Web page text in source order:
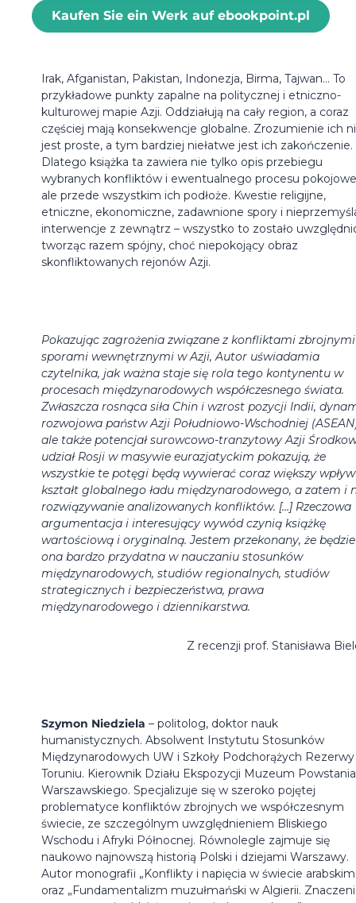
Kaufen Sie ein Werk auf ebookpoint.pl
Irak, Afganistan, Pakistan, Indonezja, Birma, Tajwan… To
przykładowe punkty zapalne na politycznej i etniczno-
kulturowej mapie Azji. Oddziałują na cały region, a coraz
częściej mają konsekwencje globalne. Zrozumienie ich
jest proste, a tym bardziej niełatwe jest ich zakończenie.
Dlatego książka ta zawiera nie tylko opis przebiegu
wybranych konfliktów i ewentualnego procesu
ale przede wszystkim ich podłoże. Kwestie religijne,
etniczne, ekonomiczne, zadawnione spory i
interwencje z zewnątrz – wszystko to zostało
tworząc razem spójny, choć niepokojący obraz
skonfliktowanych rejonów Azji.
Pokazując zagrożenia związane z konfliktami
sporami wewnętrznymi w Azji, Autor uświadamia
czytelnika, jak ważna staje się rola tego kontynentu w
procesach międzynarodowych współczesnego świata.
Zwłaszcza rosnąca siła Chin i wzrost pozycji Indii,
rozwojowa państw Azji Południowo-Wschodniej
ale także potencjał surowcowo-tranzytowy Azji
udział Rosji w masywie eurazjatyckim pokazują, że
wszystkie te potęgi będą wywierać coraz większy
kształt globalnego ładu międzynarodowego, a zatem i
rozwiązywanie analizowanych konfliktów. […] Rzeczowa
argumentacja i interesujący wywód czynią książkę
wartościową i oryginalną. Jestem przekonany, że będzie
ona bardzo przydatna w nauczaniu stosunków
międzynarodowych, studiów regionalnych, studiów
strategicznych i bezpieczeństwa, prawa
międzynarodowego i dziennikarstwa.
Z recenzji prof. Stanisława
Szymon Niedziela – politolog, doktor nauk
humanistycznych. Absolwent Instytutu Stosunków
Międzynarodowych UW i Szkoły Podchorążych
Toruniu. Kierownik Działu Ekspozycji Muzeum Powstania
Warszawskiego. Specjalizuje się w szeroko pojętej
problematyce konfliktów zbrojnych we współczesnym
świecie, ze szczególnym uwzględnieniem Bliskiego
Wschodu i Afryki Północnej. Równolegle zajmuje się
naukowo najnowszą historią Polski i dziejami Warszawy.
Autor monografii „Konflikty i napięcia w świecie
oraz „Fundamentalizm muzułmański w Algierii.